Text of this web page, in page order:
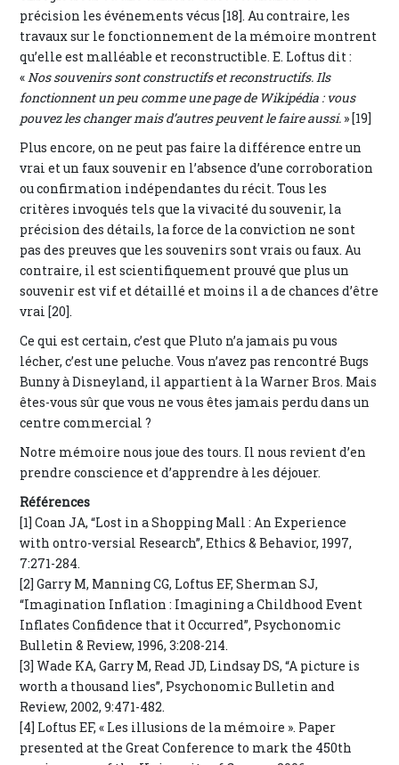
précision les événements vécus [18]. Au contraire, les
travaux sur le fonctionnement de la mémoire montrent
qu’elle est malléable et reconstructible. E. Loftus dit :
«Nos souvenirs sont constructifs et reconstructifs. Ils
fonctionnent un peu comme une page de Wikipédia : vous
pouvez les changer mais d’autres peuvent le faire aussi. » [19]
Plus encore, on ne peut pas faire la différence entre un
vrai et un faux souvenir en l’absence d’une corroboration
ou confirmation indépendantes du récit. Tous les
critères invoqués tels que la vivacité du souvenir, la
précision des détails, la force de la conviction ne sont
pas des preuves que les souvenirs sont vrais ou faux. Au
contraire, il est scientifiquement prouvé que plus un
souvenir est vif et détaillé et moins il a de chances d’être
vrai [20].
Ce qui est certain, c’est que Pluto n’a jamais pu vous
lécher, c’est une peluche. Vous n’avez pas rencontré Bugs
Bunny à Disneyland, il appartient à la Warner Bros. Mais
êtes-vous sûr que vous ne vous êtes jamais perdu dans un
centre commercial ?
Notre mémoire nous joue des tours. Il nous revient d’en
prendre conscience et d’apprendre à les déjouer.
Références
[1] Coan JA, “Lost in a Shopping Mall : An Experience
with ontro-versial Research”, Ethics & Behavior, 1997,
7:271-284.
[2] Garry M, Manning CG, Loftus EF, Sherman SJ,
“Imagination Inflation : Imagining a Childhood Event
Inflates Confidence that it Occurred”, Psychonomic
Bulletin & Review, 1996, 3:208-214.
[3] Wade KA, Garry M, Read JD, Lindsay DS, “A picture is
worth a thousand lies”, Psychonomic Bulletin and
Review, 2002, 9:471-482.
[4] Loftus EF, « Les illusions de la mémoire ». Paper
presented at the Great Conference to mark the 450th